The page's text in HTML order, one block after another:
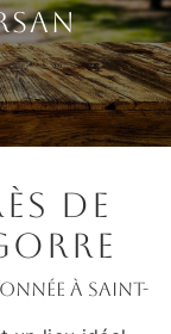
de
à Saint-